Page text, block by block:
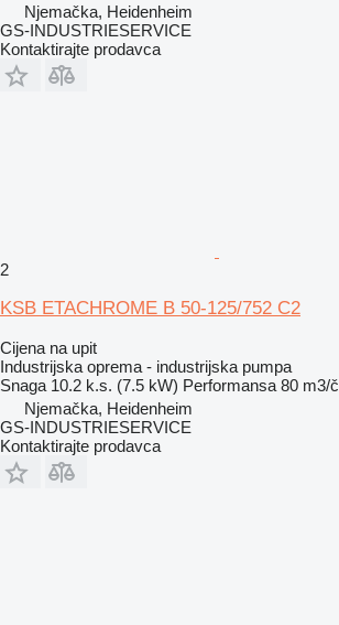
Njemačka, Heidenheim
GS-INDUSTRIESERVICE
Kontaktirajte prodavca
2
KSB ETACHROME B 50-125/752 C2
Cijena na upit
Industrijska oprema - industrijska pumpa
Snaga 10.2 k.s. (7.5 kW) Performansa 80 m3/č
Njemačka, Heidenheim
GS-INDUSTRIESERVICE
Kontaktirajte prodavca